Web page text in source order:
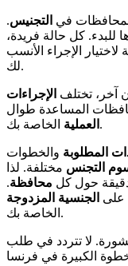
في التجنيس.
للبدء. كل حالة فريدة،
الإجراء الأنسب
لك.
آخر، تختلف الإجراءات
المساعدة طوال
العملية الخاصة بك.
المطلوبة والخطوات
التجنس مختلفة. لذا
حول كل محافظة.
على الجنسية المزدوجة
الخاصة بك.
لا تتردد في طلب